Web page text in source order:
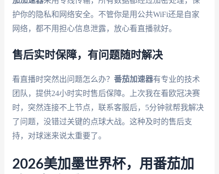
护你的隐私和网络安全。不管你是用公共WiFi还是自家
网络，都不用担心信息泄露，放心看直播就好。
售后实时保障，有问题随时解决
看直播时突然出问题怎么办？ 番茄加速器有专业的技术
团队，提供24小时实时售后保障。上次我在看欧冠决赛
时，突然连接不上节点，联系客服后，5分钟就帮我解决
了问题，没错过关键的点球大战。这种及时的售后支
持，对球迷来说太重要了。
2026美加墨世界杯，用番茄加